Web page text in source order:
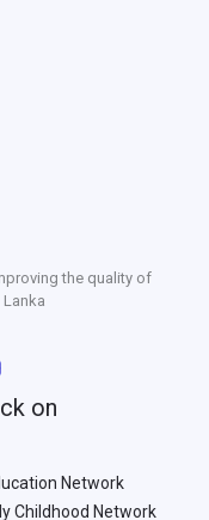
the quality of
on
Network
Childhood Network